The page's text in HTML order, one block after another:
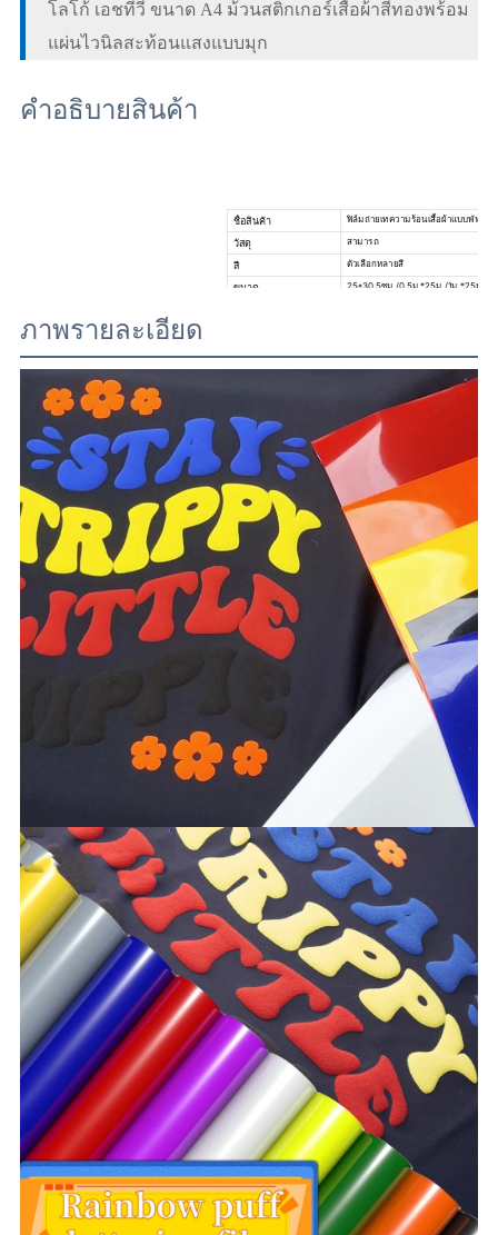
โลโก้ เอชทีวี ขนาด A4 ม้วนสติกเกอร์เสื้อผ้าสีทองพร้อม
แผ่นไวนิลสะท้อนแสงแบบมุก
คำอธิบายสินค้า
ชื่อสินค้า ฟิล์มถ่ายเทความร้อนเสื้อผ้าแบบพัฟ 3
วัสดุ สามารถ
สี ตัวเลือกหลายสี
ขนาด 25*30.5ซม./0.5ม.*25ม./1ม.*25ม.
ข้อได้เปรียบ
ภาพรายละเอียด